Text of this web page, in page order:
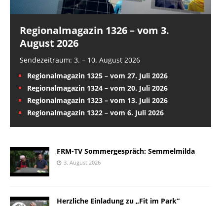
Regionalmagazin 1326 – vom 3.
August 2026
Sendezeitraum: 3. – 10. August 2026
Regionalmagazin 1325 – vom 27. Juli 2026
Regionalmagazin 1324 – vom 20. Juli 2026
Regionalmagazin 1323 – vom 13. Juli 2026
Regionalmagazin 1322 – vom 6. Juli 2026
FRM-TV Sommergespräch: Semmelmilda
3. August 2026
Herzliche Einladung zu „Fit im Park“